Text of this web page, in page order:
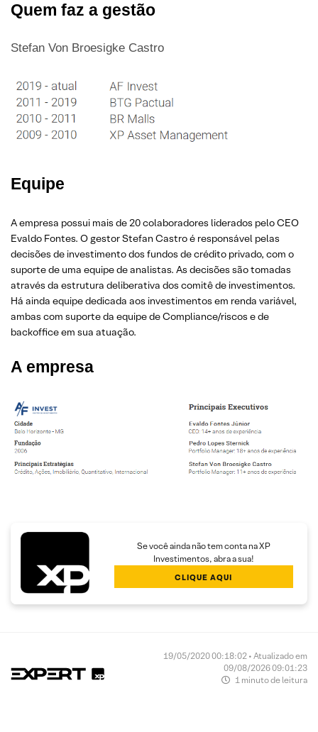
Quem faz a gestão
Stefan Von Broesigke Castro
Equipe
A empresa possui mais de 20 colaboradores liderados pelo CEO
Evaldo Fontes. O gestor Stefan Castro é responsável pelas
decisões de investimento dos fundos de crédito privado, com o
suporte de uma equipe de analistas. As decisões são tomadas
através da estrutura deliberativa dos comitê de investimentos.
Há ainda equipe dedicada aos investimentos em renda variável,
ambas com suporte da equipe de Compliance/riscos e de
backoffice em sua atuação.
A empresa
Se você ainda não tem conta na XP
Investimentos, abra a sua!
CLIQUE AQUI
19/05/2020 00:18:02 • Atualizado em
09/08/2026 09:01:23
1 minuto de leitura